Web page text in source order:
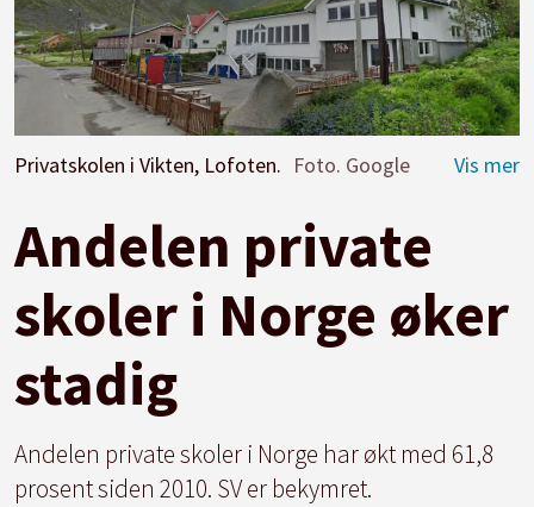
Privatskolen i Vikten, Lofoten. Foto. Google
Andelen private
skoler i Norge øker
stadig
Andelen private skoler i Norge har økt med 61,8
prosent siden 2010. SV er bekymret.